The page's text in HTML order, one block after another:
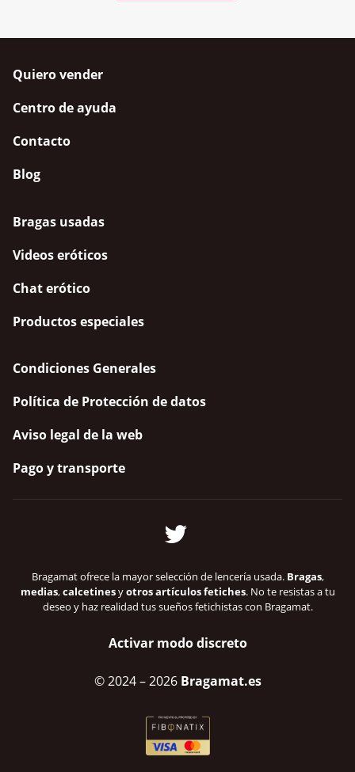
Quiero vender
Centro de ayuda
Contacto
Blog
Bragas usadas
Videos eróticos
Chat erótico
Productos especiales
Condiciones Generales
Política de Protección de datos
Aviso legal de la web
Pago y transporte
Bragamat ofrece la mayor selección de lencería usada. Bragas,
medias,calcetinesyotros artículos fetiches. No te resistas a tu
deseo y haz realidad tus sueños fetichistas con Bragamat.
Activar modo discreto
© 2024– 2026 Bragamat.es